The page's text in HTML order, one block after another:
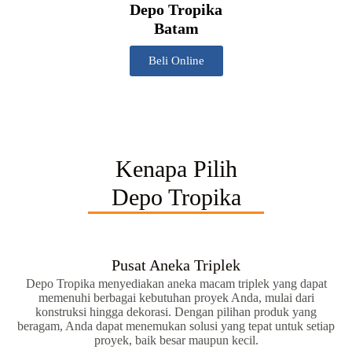
Depo Tropika
Batam
Beli Online
Kenapa Pilih
Depo Tropika
Pusat Aneka Triplek
Depo Tropika menyediakan aneka macam triplek yang dapat
memenuhi berbagai kebutuhan proyek Anda, mulai dari
konstruksi hingga dekorasi. Dengan pilihan produk yang
beragam, Anda dapat menemukan solusi yang tepat untuk setiap
proyek, baik besar maupun kecil.